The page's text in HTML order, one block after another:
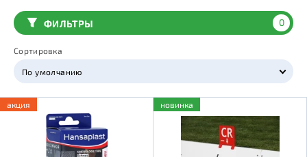
ФИЛЬТРЫ 0
Сортировка
По умолчанию
акция новинка